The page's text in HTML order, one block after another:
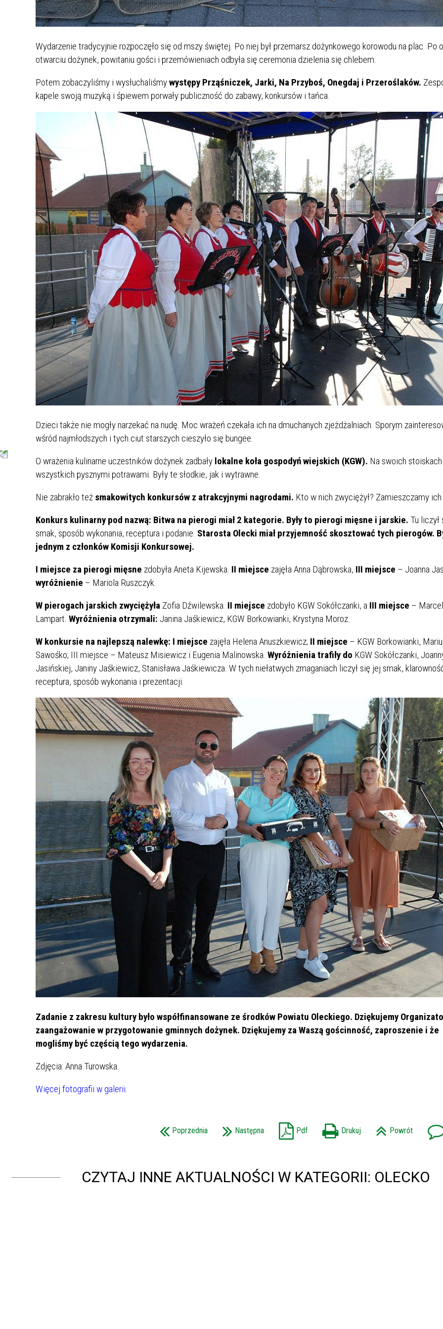
Wydarzenie tradycyjnie rozpoczęło się od mszy świętej. Po niej był przemarsz dożynkowego korowodu na plac. Po
otwarciu dożynek, powitaniu gości i przemówieniach odbyła się ceremonia dzielenia się chlebem.
Potem zobaczyliśmy i wysłuchaliśmywystępy Prząśniczek, Jarki, Na Przyboś, Onegdaj i Przeroślaków.
kapele swoją muzyką i śpiewem porwały publiczność do zabawy, konkursów i tańca.
Dzieci także nie mogły narzekać na nudę. Moc wrażeń czekała ich na dmuchanych zjeżdżalniach. Sporym
wśród najmłodszych i tych ciut starszych cieszyło się bungee.
O wrażenia kulinarne uczestników dożynek zadbały lokalne koła gospodyń wiejskich (KGW). Na swoich stoiskach
wszystkich pysznymi potrawami. Były te słodkie, jak i wytrawne.
Nie zabrakło też smakowitych konkursów z atrakcyjnymi nagrodami. Kto w nich zwyciężył? Zamieszczamy
Konkurs kulinarny pod nazwą: Bitwa na pierogi miał 2 kategorie. Były to pierogi mięsne i jarskie. Tu
smak, sposób wykonania, receptura i podanie. Starosta Olecki miał przyjemność skosztować tych pierogów.
jednym z członków Komisji Konkursowej.
I miejsce za pierogi mięsne zdobyła Aneta Kijewska. II miejsce zajęła Anna Dąbrowska, III miejsce – Joanna
wyróżnienie – Mariola Ruszczyk.
W pierogach jarskich zwyciężyła Zofia Dźwilewska. II miejsce zdobyło KGW Sokółczanki, a III miejsce –
Lampart. Wyróżnienia otrzymali: Janina Jaśkiewicz, KGW Borkowianki, Krystyna Moroz.
W konkursie na najlepszą nalewkę: I miejsce zajęła Helena Anuszkiewicz; II miejsce – KGW Borkowianki,
Sawośko; III miejsce – Mateusz Misiewicz i Eugenia Malinowska. Wyróżnienia trafiły do KGW Sokółczanki,
Jasińskiej, Janiny Jaśkiewicz, Stanisława Jaśkiewicza. W tych niełatwych zmaganiach liczył się jej smak,
receptura, sposób wykonania i prezentacji.
Zadanie z zakresu kultury było współfinansowane ze środków Powiatu Oleckiego. Dziękujemy
zaangażowanie w przygotowanie gminnych dożynek. Dziękujemy za Waszą gościnność, zaproszenie i że
mogliśmy być częścią tego wydarzenia.
Zdjęcia: Anna Turowska.
Więcej fotografii w galerii.
Poprzednia Następna Pdf Drukuj Powrót
CZYTAJ INNE AKTUALNOŚCI W KATEGORII: OLECKO